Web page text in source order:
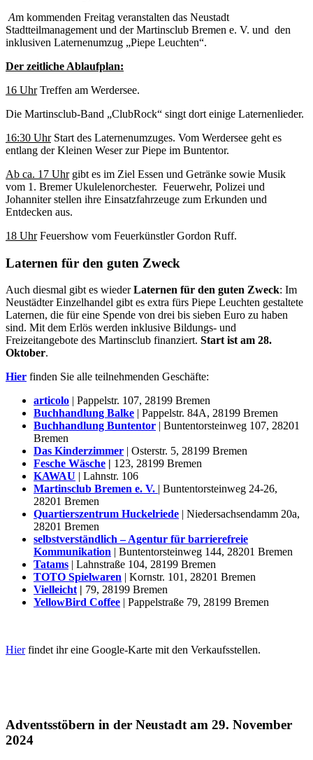
Am kommenden Freitag veranstalten das Neustadt
Stadtteilmanagement und der Martinsclub Bremen e. V. und den
inklusiven Laternenumzug „Piepe Leuchten“.
Der zeitliche Ablaufplan:
16 UhrTreffen am Werdersee.
Die Martinsclub-Band „ClubRock“ singt dort einige Laternenlieder.
16:30 UhrStart des Laternenumzuges. Vom Werdersee geht es
entlang der Kleinen Weser zur Piepe im Buntentor.
Ab ca. 17 Uhrgibt es im Ziel Essen und Getränke sowie Musik
vom 1. Bremer Ukulelenorchester. Feuerwehr, Polizei und
Johanniter stellen ihre Einsatzfahrzeuge zum Erkunden und
Entdecken aus.
18 UhrFeuershow vom Feuerkünstler Gordon Ruff.
Laternen für den guten Zweck
Auch diesmal gibt es wiederLaternen für den guten Zweck: Im
Neustädter Einzelhandel gibt es extra fürs Piepe Leuchten gestaltete
Laternen, die für eine Spende von drei bis sieben Euro zu haben
sind. Mit dem Erlös werden inklusive Bildungs- und
Freizeitangebote des Martinsclub finanziert. Start ist am 28.
Oktober.
Hier finden Sie alle teilnehmenden Geschäfte:
articolo | Pappelstr. 107, 28199 Bremen
Buchhandlung Balke | Pappelstr. 84A, 28199 Bremen
Buchhandlung Buntentor | Buntentorsteinweg 107, 28201
Bremen
Das Kinderzimmer | Osterstr. 5, 28199 Bremen
Fesche Wäsche | 123, 28199 Bremen
KAWAU | Lahnstr. 106
Martinsclub Bremen e. V. | Buntentorsteinweg 24-26,
28201 Bremen
Quartierszentrum Huckelriede | Niedersachsendamm 20a,
28201 Bremen
selbstverständlich – Agentur für barrierefreie
Kommunikation | Buntentorsteinweg 144, 28201 Bremen
Tatams | Lahnstraße 104, 28199 Bremen
TOTO Spielwaren | Kornstr. 101, 28201 Bremen
Vielleicht | 79, 28199 Bremen
YellowBird Coffee | Pappelstraße 79, 28199 Bremen
Hierfindet ihr eine Google-Karte mit den Verkaufsstellen.
Adventsstöbern in der Neustadt am 29. November
2024